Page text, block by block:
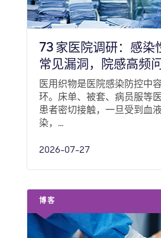
73 家医院调研：感染
常见漏洞，院感高频
医用织物是医院感染防控中
环。床单、被套、病员服等
患者密切接触，一旦受到血
染，...
2026-07-27
博客